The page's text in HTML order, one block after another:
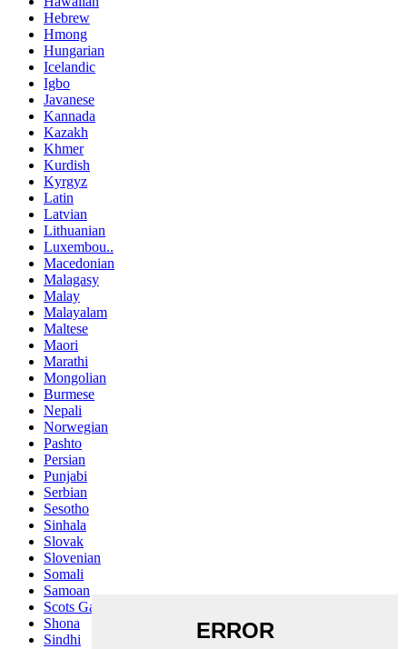
Hebrew
Hmong
Hungarian
Icelandic
Igbo
Javanese
Kannada
Kazakh
Khmer
Kurdish
Kyrgyz
Latin
Latvian
Lithuanian
Luxembou..
Macedonian
Malagasy
Malay
Malayalam
Maltese
Maori
Marathi
Mongolian
Burmese
Nepali
Norwegian
Pashto
Persian
Punjabi
Serbian
Sesotho
Sinhala
Slovak
Slovenian
Somali
Samoan
Scots Gaelic
Shona
Sindhi